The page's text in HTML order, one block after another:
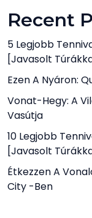
Recent
5 Legjobb
[javasolt
Ezen A Nyáron:
Vonat-Hegy: A
Vasútja
10 Legjobb
[javasolt
Étkezzen A
City -ben